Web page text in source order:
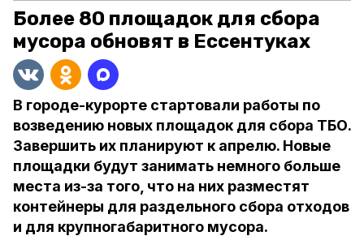
Более 80 площадок для сбора
мусора обновят в Ессентуках
В городе-курорте стартовали работы по
возведению новых площадок для сбора ТБО.
Завершить их планируют к апрелю. Новые
площадки будут занимать немного больше
места из-за того, что на них разместят
контейнеры для раздельного сбора отходов
и для крупногабаритного мусора.